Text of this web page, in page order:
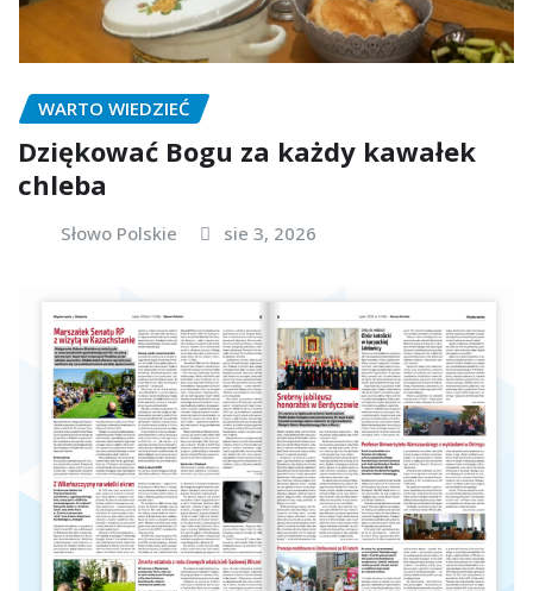
WARTO WIEDZIEĆ
Dziękować Bogu za każdy kawałek
chleba
Słowo Polskie sie 3, 2026